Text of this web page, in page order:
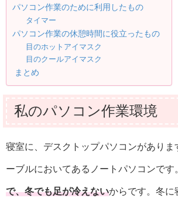
パソコン作業のために利用したもの
タイマー
パソコン作業の休憩時間に役立ったもの
目のホットアイマスク
目のクールアイマスク
まとめ
私のパソコン作業環境
寝室に、デスクトップパソコンがあり
ーブルにおいてあるノートパソコンで
で、冬でも足が冷えないからです。冬に